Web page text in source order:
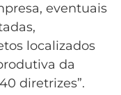
eventuais
localizados
da
diretrizes”.